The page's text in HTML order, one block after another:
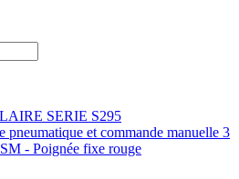
SERIE S295
et commande manuelle 3
- Poignée fixe rouge